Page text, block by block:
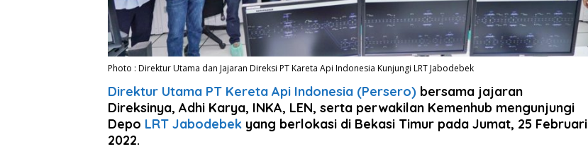
Photo : Direktur Utama dan Jajaran Direksi PT Kareta Api Indonesia Kunjungi LRT Jabodebek
Direktur Utama PT Kereta Api Indonesia (Persero) bersama jajaran
Direksinya, Adhi Karya, INKA, LEN, serta perwakilan Kemenhub mengunjungi
Depo LRT Jabodebek yang berlokasi di Bekasi Timur pada Jumat, 25 Februari
2022.